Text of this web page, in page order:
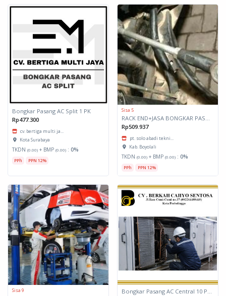
Bongkar Pasang AC Split 1 PK
Rp477.300
cv. bertiga multi ja...
Kota Surabaya
TKDN (0.00) + BMP (0.00) : 0%
PPh PPN 12%
Sisa 5
Rp509.937
pt. solo abadi tekni...
Kab. Boyolali
TKDN (0.00) + BMP (0.00) : 0%
PPh PPN 12%
Sisa 9 Bongkar Pasang AC Central 10 PK - 20 PK